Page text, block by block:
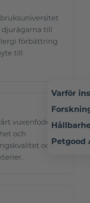
Varför
Petgood
djurägarna till
förbättring
till
vuxenfoder
och
och